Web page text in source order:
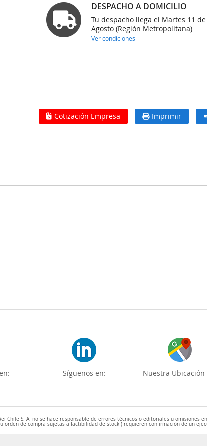
DESPACHO A DOMICILIO
Tu despacho llega el Martes 11 de
Agosto (Región Metropolitana)
Ver condiciones
Cotización Empresa Imprimir
Síguenos en: Nuestra Ubicación
Chile S. A. no se hace responsable de errores técnicos o editoriales u omisiones
de compra sujetas a factibilidad de stock ( requieren confirmación de un